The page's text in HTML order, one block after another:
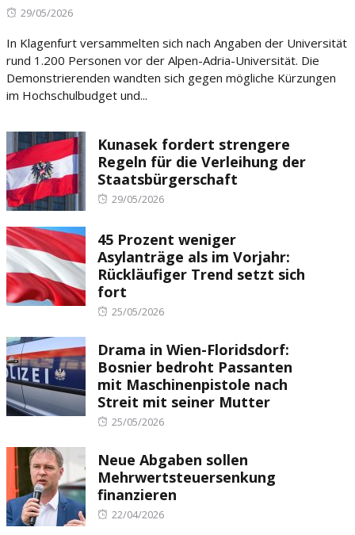
Posted
29/05/2026
In Klagenfurt versammelten sich nach Angaben der Universität
rund 1.200 Personen vor der Alpen-Adria-Universität. Die
Demonstrierenden wandten sich gegen mögliche Kürzungen
im Hochschulbudget und...
Kunasek fordert strengere
Regeln für die Verleihung der
Staatsbürgerschaft
Posted
29/05/2026
45 Prozent weniger
Asylanträge als im Vorjahr:
Rückläufiger Trend setzt sich
fort
Posted
25/05/2026
Drama in Wien-Floridsdorf:
Bosnier bedroht Passanten
mit Maschinenpistole nach
Streit mit seiner Mutter
Posted
25/05/2026
Neue Abgaben sollen
Mehrwertsteuersenkung
finanzieren
Posted
22/04/2026